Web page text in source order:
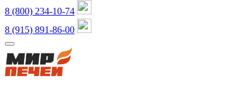
8 (800) 234-10-74
8 (915) 891-86-00